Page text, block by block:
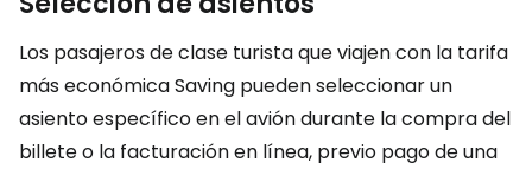
Los pasajeros de clase turista que viajen con la tarifa
más económicaSaving pueden seleccionar un
asiento específico en el avión durante la compra del
billete o la facturación en línea, previo pago de una